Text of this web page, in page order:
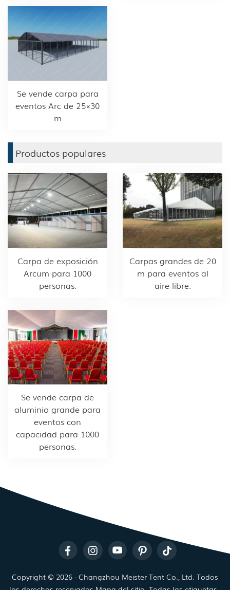
Se vende carpa para
eventos Arc de 25×30
m
Productos populares
Carpa de exposición
Arcum para 1000
personas.
Carpas grandes de 20
m para eventos al
aire libre.
Se vende carpa de
aluminio grande para
eventos con
capacidad para 1000
personas.
Copyright © 2026 - Changzhou Meister Tent Co., Ltd. Todos